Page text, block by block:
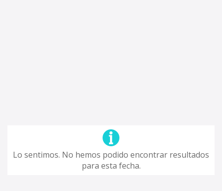
Lo sentimos. No hemos podido encontrar resultados
para esta fecha.